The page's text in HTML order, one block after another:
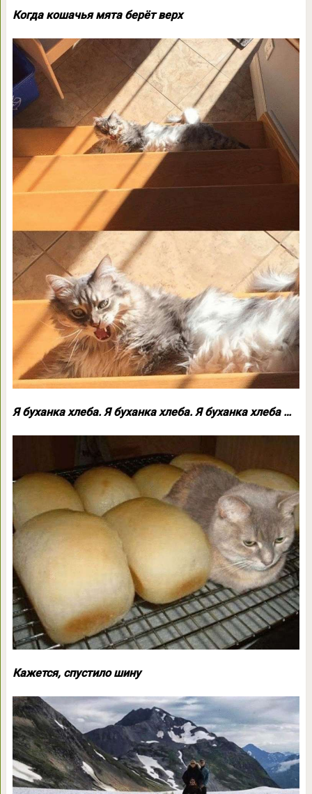
Когда кошачья мята берёт верх
Я буханка хлеба. Я буханка хлеба. Я буханка хлеба …
Кажется, спустило шину